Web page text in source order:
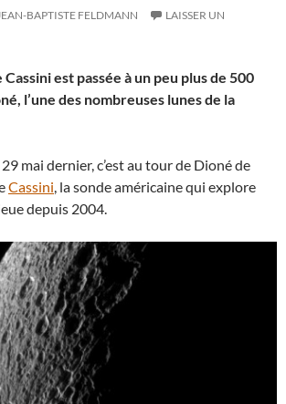
BAPTISTE FELDMANN
LAISSER UN
Cassini est passée à un peu plus de 500
l’une des nombreuses lunes de la
29 mai dernier, c’est au tour de Dioné de
Cassini, la sonde américaine qui explore
depuis 2004.